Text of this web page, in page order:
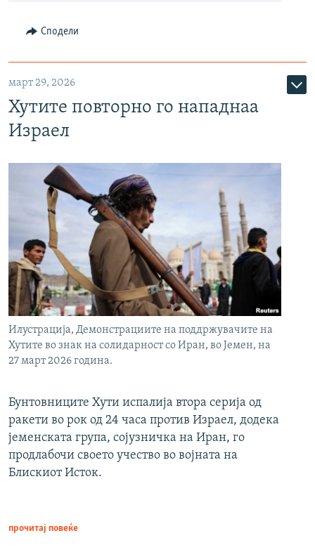
Сподели
март 29, 2026
Хутите повторно го нападнаа
Израел
Илустрација, Демонстрациите на поддржувачите на
Хутите во знак на солидарност со Иран, во Јемен, на
27 март 2026 година.
Бунтовниците Хути испалија втора серија од
ракети во рок од 24 часа против Израел, додека
јеменската група, сојузничка на Иран, го
продлабочи своето учество во војната на
Блискиот Исток.
прочитај повеќе